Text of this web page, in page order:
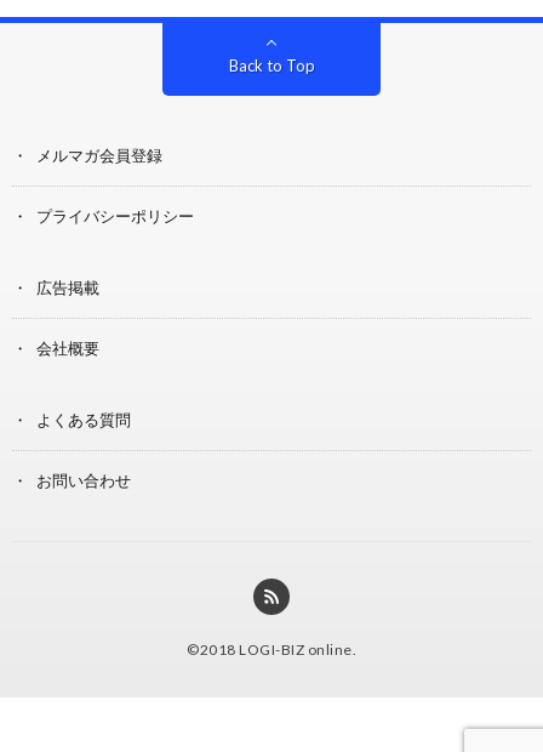
Back to Top
メルマガ会員登録
プライバシーポリシー
広告掲載
会社概要
よくある質問
お問い合わせ
©2018 LOGI-BIZ online.